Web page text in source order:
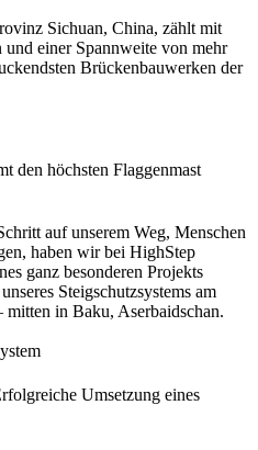
Sichuan, China, zählt mit
einer Spannweite von mehr
Brückenbauwerken der
den höchsten Flaggenmast
auf unserem Weg, Menschen
haben wir bei HighStep
ganz besonderen Projekts
Steigschutzsystems am
mitten in Baku, Aserbaidschan.
Umsetzung eines